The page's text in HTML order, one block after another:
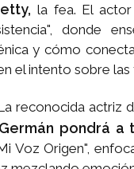
la fea. El
donde
y cómo
el intento sobre las
reconocida actriz
pondrá a
Voz Origen",